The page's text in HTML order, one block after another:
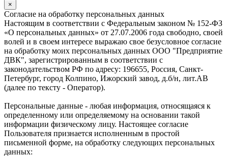
×
Согласие на обработку персональных данных
Настоящим в соответствии с Федеральным законом № 152-ФЗ
«О персональных данных» от 27.07.2006 года свободно, своей
волей и в своем интересе выражаю свое безусловное согласие
на обработку моих персональных данных ООО "Предприятие
ДВК", зарегистрированным в соответствии с
законодательством РФ по адресу: 196655, Россия, Санкт-
Петербург, город Колпино, Ижорский завод, д.б/н, лит.АВ
(далее по тексту - Оператор).
Персональные данные - любая информация, относящаяся к
определенному или определяемому на основании такой
информации физическому лицу. Настоящее согласие
Пользователя признается исполненным в простой
письменной форме, на обработку следующих персональных
данных: